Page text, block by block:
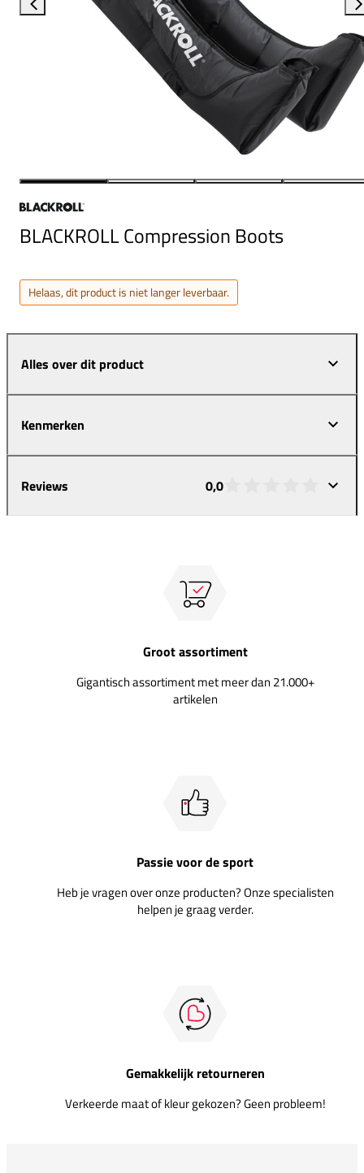
BLACKROLL Compression Boots
Helaas, dit product is niet langer leverbaar.
Alles over dit product
Kenmerken
Reviews 0,0
Groot assortiment
Gigantisch assortiment met meer dan 21.000+
artikelen
Passie voor de sport
Heb je vragen over onze producten? Onze specialisten
helpen je graag verder.
Gemakkelijk retourneren
Verkeerde maat of kleur gekozen? Geen probleem!